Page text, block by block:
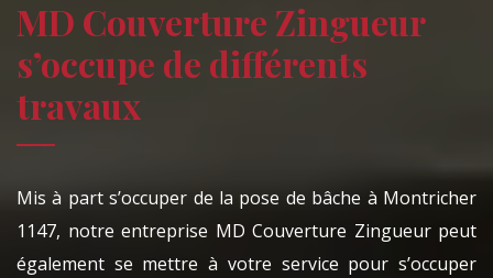
MD Couverture Zingueur
s’occupe de différents
travaux
Mis à part s’occuper de la pose de bâche à Montricher
1147, notre entreprise MD Couverture Zingueur peut
également se mettre à votre service pour s’occuper